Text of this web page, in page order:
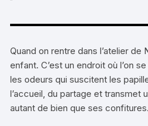
Quand on rentre dans l’atelier de
enfant. C’est un endroit où l’on
les odeurs qui suscitent les
l’accueil, du partage et transmet
autant de bien que ses confitures.